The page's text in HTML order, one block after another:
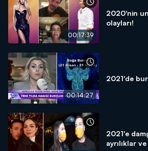
00:17:39
2020'nin
olayları!
00:14:27
2021'de
2021'e
ayrılıklar